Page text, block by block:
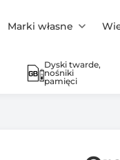
Marki własne
Dyski twarde,
nośniki
pamięci